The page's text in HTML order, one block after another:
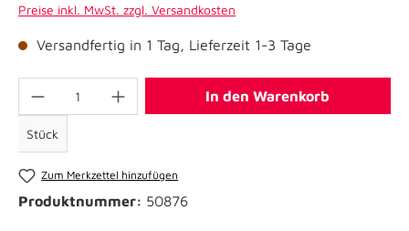
Preise inkl. MwSt. zzgl. Versandkosten
Versandfertig in 1 Tag, Lieferzeit 1-3 Tage
Stück
In den Warenkorb
Zum Merkzettel hinzufügen
Produktnummer: 50876